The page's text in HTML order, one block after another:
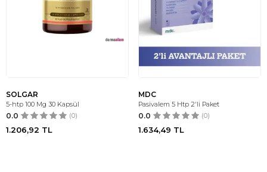
SOLGAR
5-htp 100 Mg 30 Kapsül
0.0 (0)
1.206,92 TL
MDC
Pasivalem 5 Htp 2'li Paket
0.0 (0)
1.634,49 TL